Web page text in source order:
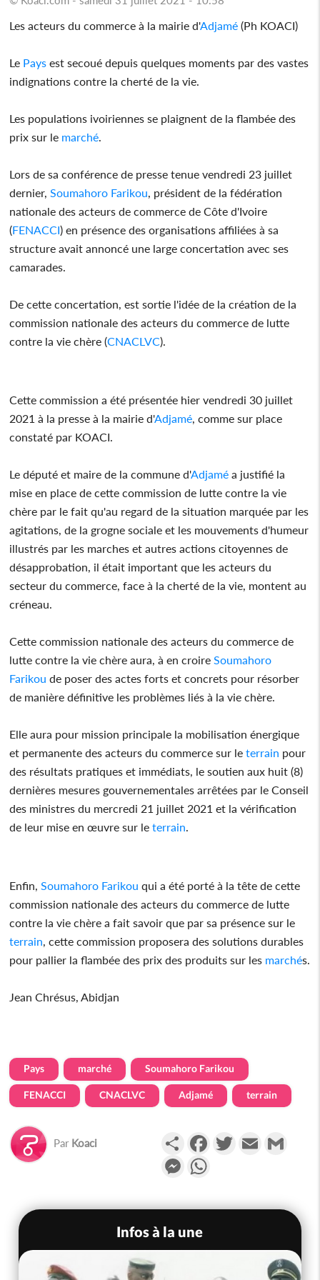
Les acteurs du commerce à la mairie d'Adjamé (Ph KOACI)
Le Pays est secoué depuis quelques moments par des vastes
indignations contre la cherté de la vie.
Les populations ivoiriennes se plaignent de la flambée des
prix sur le marché
Lors de sa conférence de presse tenue vendredi 23 juillet
dernier, Soumahoro Farikou , président de la fédération
nationale des acteurs de commerce de Côte d'Ivoire
(FENACCI) en présence des organisations affiliées à sa
structure avait annoncé une large concertation avec ses
camarades.
De cette concertation, est sortie l'idée de la création de la
commission nationale des acteurs du commerce de lutte
contre la vie chère (CNACLVC).
Cette commission a été présentée hier vendredi 30 juillet
2021 à la presse à la mairie d'Adjamé , comme sur place
constaté par KOACI.
Le député et maire de la commune d'Adjamé a justifié la
mise en place de cette commission de lutte contre la vie
chère par le fait qu'au regard de la situation marquée par les
agitations, de la grogne sociale et les mouvements d'humeur
illustrés par les marches et autres actions citoyennes de
désapprobation, il était important que les acteurs du
secteur du commerce, face à la cherté de la vie, montent au
créneau.
Cette commission nationale des acteurs du commerce de
lutte contre la vie chère aura, à en croire Soumahoro
Farikou de poser des actes forts et concrets pour résorber
de manière définitive les problèmes liés à la vie chère.
Elle aura pour mission principale la mobilisation énergique
et permanente des acteurs du commerce sur leterrain pour
des résultats pratiques et immédiats, le soutien aux huit (8)
dernières mesures gouvernementales arrêtées par le Conseil
des ministres du mercredi 21 juillet 2021 et la vérification
de leur mise en œuvre sur leterrain
Enfin, Soumahoro Farikou qui a été porté à la tête de cette
commission nationale des acteurs du commerce de lutte
contre la vie chère a fait savoir que par sa présence sur le
terrain , cette commission proposera des solutions durables
pour pallier la flambée des prix des produits sur les marchés.
Jean Chrésus, Abidjan
Pays marché Soumahoro Farikou
FENACCI CNACLVC Adjamé terrain
Par Koaci PartagerFacebookTwitterEmail
Messenger
Infos à la une